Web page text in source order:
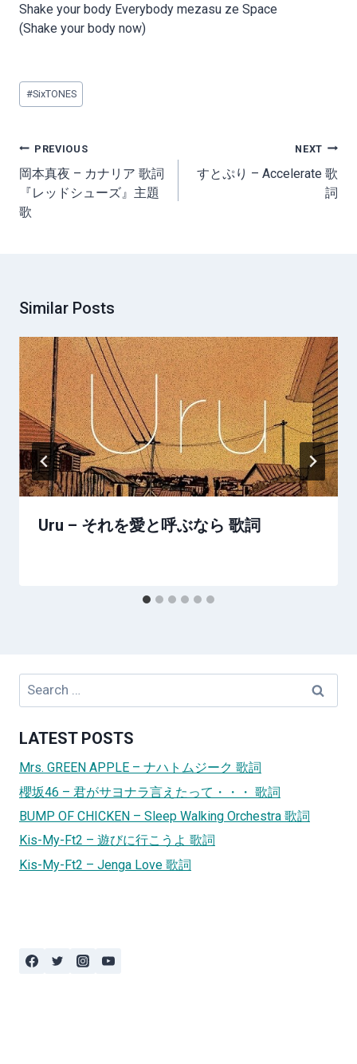
Shake your body Everybody mezasu ze Space
(Shake your body now)
Post
Tags:
#SixTONES
Post
navigation
PREVIOUS
岡本真夜 – カナリア 歌詞
『レッドシューズ』主題
歌
NEXT
すとぷり – Accelerate 歌
詞
Similar Posts
Uru – それを愛と呼ぶなら 歌詞
Search
LATEST POSTS
Mrs. GREEN APPLE – ナハトムジーク 歌詞
櫻坂46 – 君がサヨナラ言えたって・・・ 歌詞
BUMP OF CHICKEN – Sleep Walking Orchestra 歌詞
Kis-My-Ft2 – 遊びに行こうよ 歌詞
Kis-My-Ft2 – Jenga Love 歌詞